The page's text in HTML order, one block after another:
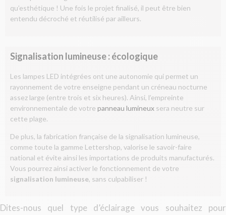
qu’esthétique ! Une fois le projet finalisé, il peut être bien
entendu décroché et réutilisé par ailleurs.
Signalisation lumineuse : écologique
Les lampes LED intégrées ont une autonomie qui permet un
rayonnement de votre enseigne pendant un créneau nocturne
assez large (entre trois et six heures). Ainsi, l’empreinte
environnementale de votre panneau lumineux sera neutre sur
cette plage.
De plus, la fabrication française de la signalisation lumineuse,
comme toute la gamme Lettershop, valorise le savoir-faire
national et évite ainsi les importations de produits manufacturés.
Vous pourrez ainsi activer le fonctionnement de votre
signalisation lumineuse, sans culpabiliser !
Dites-nous quel type d’éclairage vous souhaitez pour